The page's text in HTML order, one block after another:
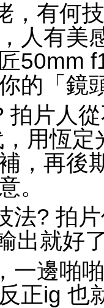
，有何
人有美
50mm
的「鏡
拍片人
用恆
，再後
。
法? 拍
出就好
一邊啪
正ig 也